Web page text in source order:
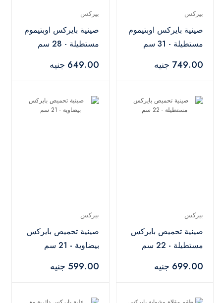
بيركس
صينية بايركس اوبتيموم
مستطيلة - 31 سم
749.00 جنيه
بيركس
صينية بايركس اوبتيموم
مستطيلة - 28 سم
649.00 جنيه
بيركس
صينية تحميص بايركس
مستطيلة - 22 سم
699.00 جنيه
بيركس
صينية تحميص بايركس
بيضاوية - 21 سم
599.00 جنيه